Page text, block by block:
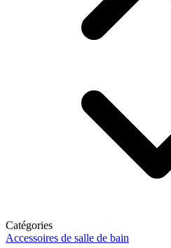
Catégories
Accessoires de salle de bain